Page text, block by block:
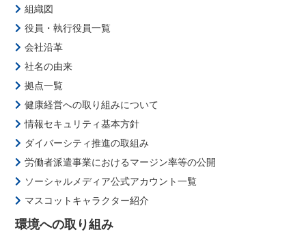
組織図
役員・執行役員一覧
会社沿革
社名の由来
拠点一覧
健康経営への取り組みについて
情報セキュリティ基本方針
ダイバーシティ推進の取組み
労働者派遣事業におけるマージン率等の公開
ソーシャルメディア公式アカウント一覧
マスコットキャラクター紹介
環境への取り組み